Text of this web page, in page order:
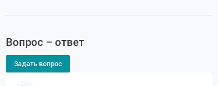
Вопрос – ответ
Задать вопрос